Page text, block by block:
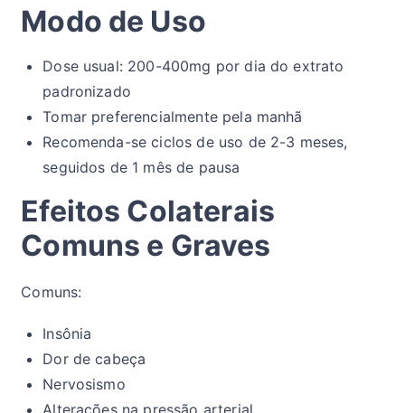
Modo de Uso
Dose usual: 200-400mg por dia do extrato
padronizado
Tomar preferencialmente pela manhã
Recomenda-se ciclos de uso de 2-3 meses,
seguidos de 1 mês de pausa
Efeitos Colaterais
Comuns e Graves
Comuns:
Insônia
Dor de cabeça
Nervosismo